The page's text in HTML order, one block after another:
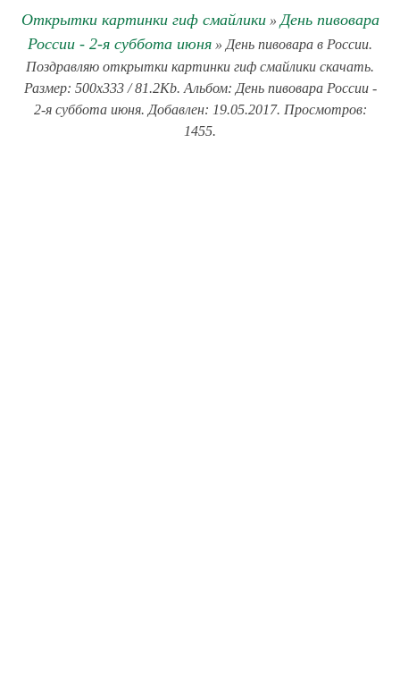
Открытки картинки гиф смайлики» День пивовара
России - 2-я суббота июня » День пивовара в России.
Поздравляю открытки картинки гиф смайлики скачать.
Размер: 500x333 / 81.2Kb. Альбом: День пивовара России -
2-я суббота июня. Добавлен: 19.05.2017. Просмотров:
1455.